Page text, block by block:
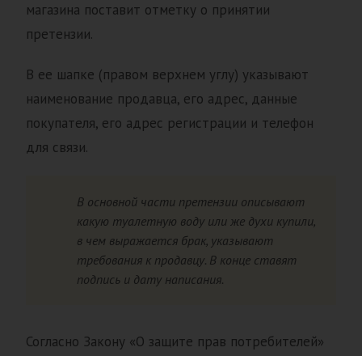
магазина поставит отметку о принятии
претензии.
В ее шапке (правом верхнем углу) указывают
наименование продавца, его адрес, данные
покупателя, его адрес регистрации и телефон
для связи.
В основной части претензии описывают
какую туалетную воду или же духи купили,
в чем выражается брак, указывают
требования к продавцу. В конце ставят
подпись и дату написания.
Согласно Закону «О защите прав потребителей»